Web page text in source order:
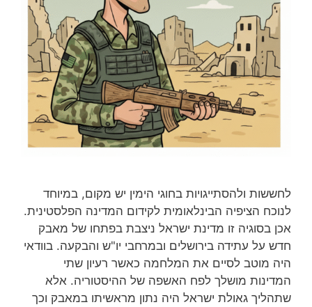
לחששות ולהסתייגויות בחוגי הימין יש מקום, במיוחד
לנוכח הציפיה הבינלאומית לקידום המדינה הפלסטינית.
אכן בסוגיה זו מדינת ישראל ניצבת בפתחו של מאבק
חדש על עתידה בירושלים ובמרחבי יו"ש והבקעה. בוודאי
היה מוטב לסיים את המלחמה כאשר רעיון שתי
המדינות מושלך לפח האשפה של ההיסטוריה. אלא
שתהליך גאולת ישראל היה נתון מראשיתו במאבק וכך